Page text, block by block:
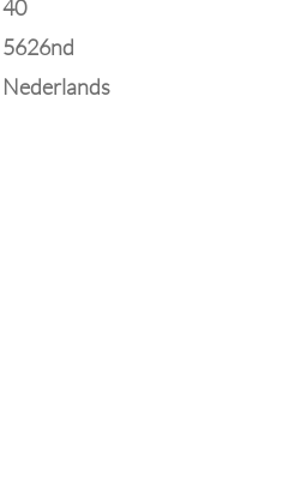
40
5626nd
Nederlands